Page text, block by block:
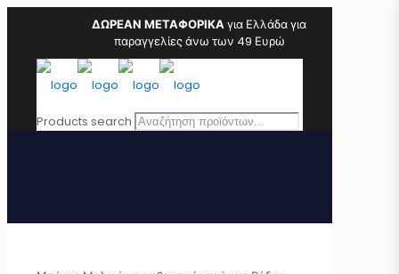
ΔΩΡΕΑΝ ΜΕΤΑΦΟΡΙΚΑγια Ελλάδα για
παραγγελίες άνω των 49 Ευρώ
Products search